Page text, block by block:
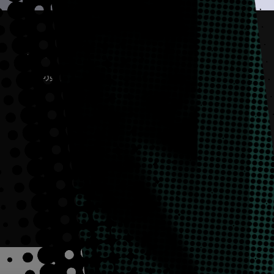
عن القافلة
هيئة التحرير
الأرشيف
موقع أرامكو السعودية
والأحكام
الحقوق محفوظة2026